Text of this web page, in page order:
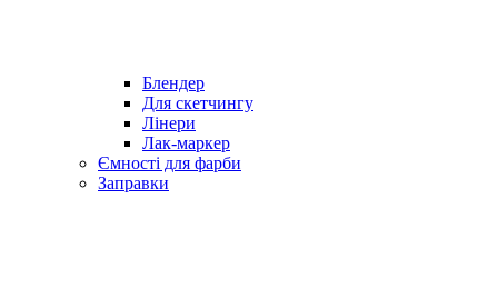
Блендер
Для скетчингу
Лінери
Лак-маркер
Ємності для фарби
Заправки